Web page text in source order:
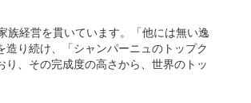
族経営を貫いています。「他には無い逸
り続け、「シャンパーニュのトップク
、その完成度の高さから、世界のトッ